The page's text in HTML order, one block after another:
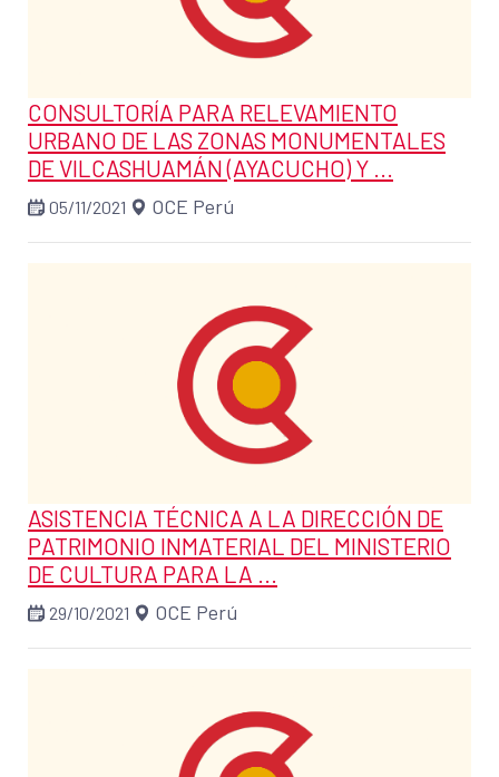
CONSULTORÍA PARA RELEVAMIENTO
URBANO DE LAS ZONAS MONUMENTALES
DE VILCASHUAMÁN (AYACUCHO) Y ...
05/11/2021 OCE Perú
ASISTENCIA TÉCNICA A LA DIRECCIÓN DE
PATRIMONIO INMATERIAL DEL MINISTERIO
DE CULTURA PARA LA ...
29/10/2021 OCE Perú